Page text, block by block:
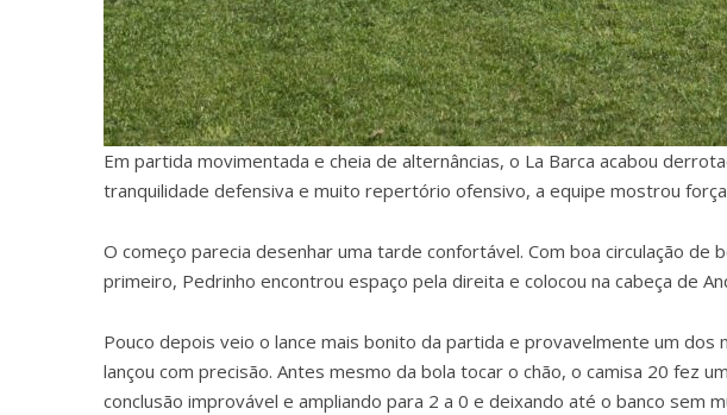
Em partida movimentada e cheia de alternâncias, o La Barca acabou
tranquilidade defensiva e muito repertório ofensivo, a equipe mostrou
O começo parecia desenhar uma tarde confortável. Com boa circulação
primeiro, Pedrinho encontrou espaço pela direita e colocou na cabeça de
Pouco depois veio o lance mais bonito da partida e provavelmente um
lançou com precisão. Antes mesmo da bola tocar o chão, o camisa 20 fez
conclusão improvável e ampliando para 2 a 0 e deixando até o banco sem